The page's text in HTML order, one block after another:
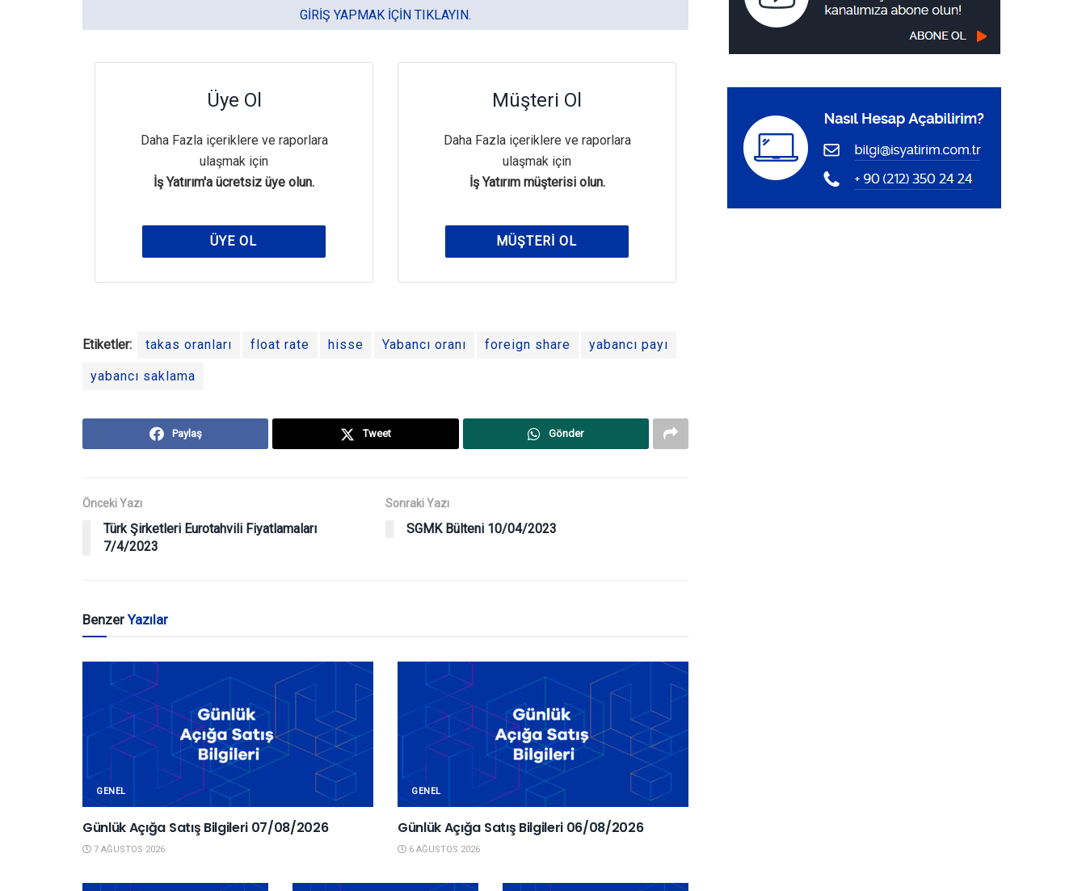
GIRIŞ YAPMAK IÇIN TIKLAYIN.
Üye Ol
Daha Fazla içeriklere ve raporlara
ulaşmak için
İş Yatırım'a ücretsiz üye olun.
ÜYE OL
Müşteri Ol
Daha Fazla içeriklere ve raporlara
ulaşmak için
İş Yatırım müşterisi olun.
MÜŞTERI OL
Etiketler: takas oranları float rate hisse Yabancı oranı foreign share yabancı payı
yabancı saklama
Paylaş Tweet Gönder
Önceki Yazı
Türk Şirketleri Eurotahvili Fiyatlamaları
7/4/2023
Sonraki Yazı
SGMK Bülteni 10/04/2023
BenzerYazılar
GENEL
Günlük Açığa Satış Bilgileri 07/08/2026
7 AĞUSTOS 2026
GENEL
Günlük Açığa Satış Bilgileri 06/08/2026
6 AĞUSTOS 2026